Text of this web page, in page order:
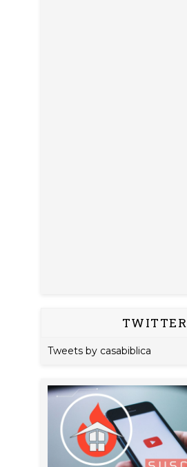
TWITTER
Tweets by casabiblica